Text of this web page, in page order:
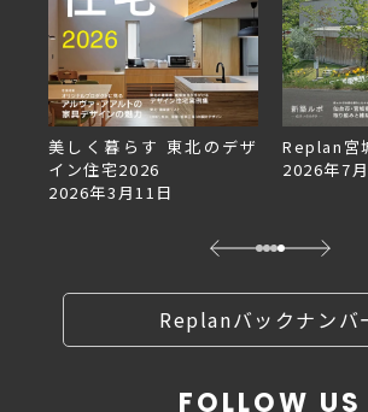
美しく暮らす 東北のデザ
イン住宅2026
2026年3月11日
Replan宮
2026年7
Replanバックナンバ
FOLLOW US